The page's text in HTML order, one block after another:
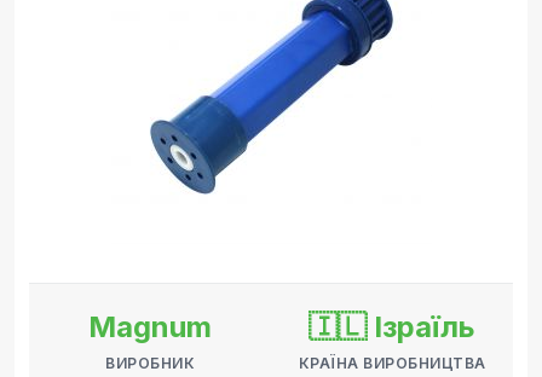
Magnum
ВИРОБНИК
🇮🇱 Ізраїль
КРАЇНА ВИРОБНИЦТВА